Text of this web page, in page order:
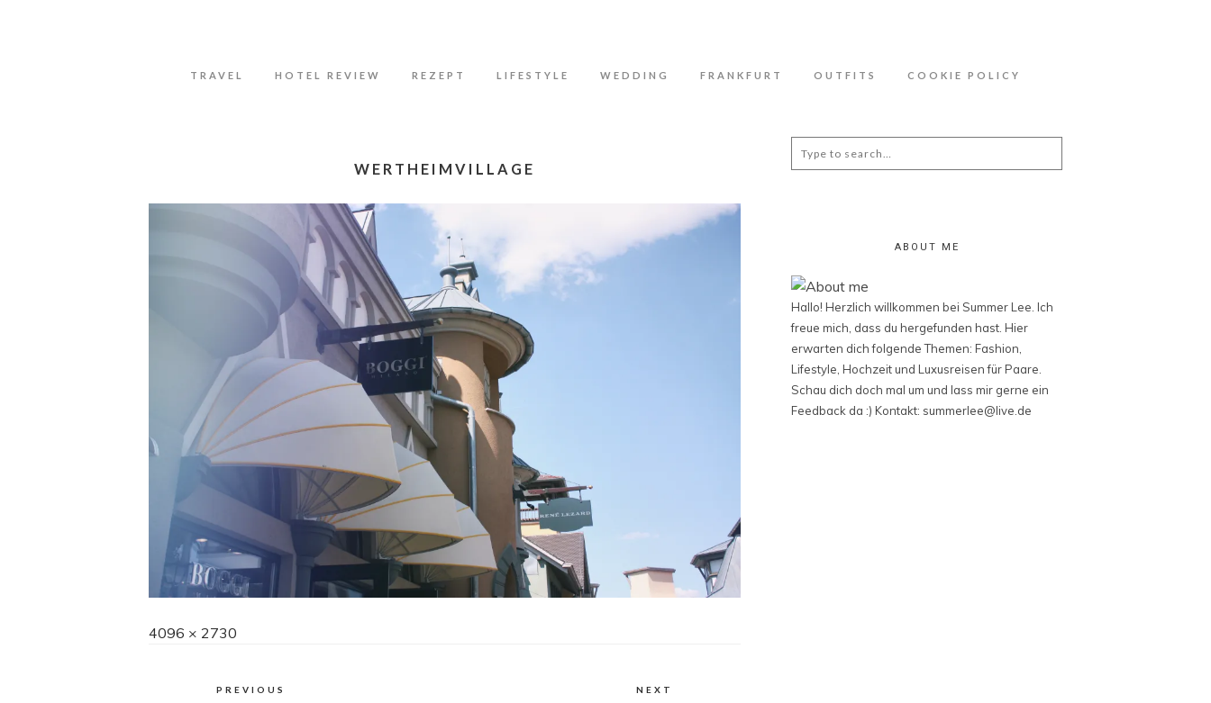
TRAVEL HOTEL REVIEW REZEPT LIFESTYLE WEDDING FRANKFURT OUTFITS COOKIE POLICY
WERTHEIMVILLAGE
Full
4096 × 2730
PREVIOUS NEXT
Search
for:
ABOUT ME
Hallo! Herzlich willkommen bei Summer Lee. Ich
freue mich, dass du hergefunden hast. Hier
erwarten dich folgende Themen: Fashion,
Lifestyle, Hochzeit und Luxusreisen für Paare.
Schau dich doch mal um und lass mir gerne ein
Feedback da :) Kontakt: summerlee@live.de